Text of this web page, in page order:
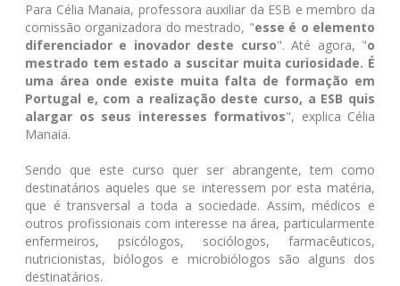
Para Célia Manaia, professora auxiliar da ESB e membro da
comissão organizadora do mestrado, "esse é o elemento
diferenciador e inovador deste curso". Até agora, "o
mestrado tem estado a suscitar muita curiosidade. É
uma área onde existe muita falta de formação em
Portugal e, com a realização deste curso, a ESB quis
alargar os seus interesses formativos", explica Célia
Manaia.
Sendo que este curso quer ser abrangente, tem como
destinatários aqueles que se interessem por esta matéria,
que é transversal a toda a sociedade. Assim, médicos e
outros profissionais com interesse na área, particularmente
enfermeiros, psicólogos, sociólogos, farmacêuticos,
nutricionistas, biólogos e microbiólogos são alguns dos
destinatários.